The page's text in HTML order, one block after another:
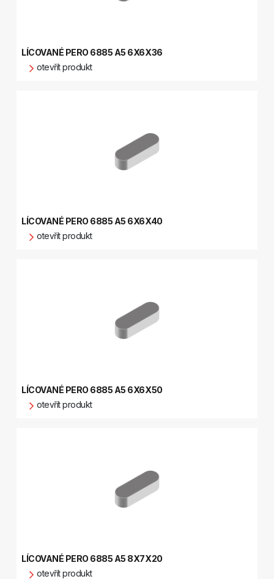
LÍCOVANÉ PERO 6885 A5 6X6X36
otevřít produkt
LÍCOVANÉ PERO 6885 A5 6X6X40
otevřít produkt
LÍCOVANÉ PERO 6885 A5 6X6X50
otevřít produkt
LÍCOVANÉ PERO 6885 A5 8X7X20
otevřít produkt